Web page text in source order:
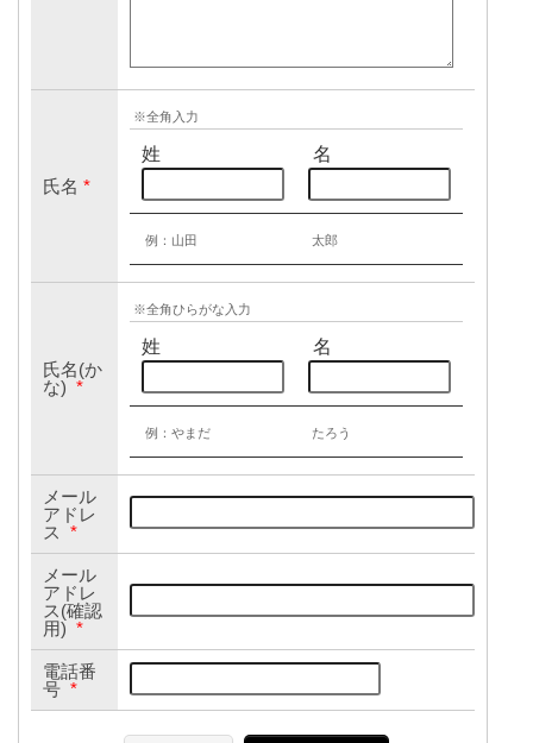
氏名 *
※全角入力
姓 名
例：山田 太郎
氏名(か
な) *
※全角ひらがな入力
姓 名
例：やまだ たろう
メール
アドレ
ス *
メール
アドレ
ス(確認
用) *
電話番
号 *